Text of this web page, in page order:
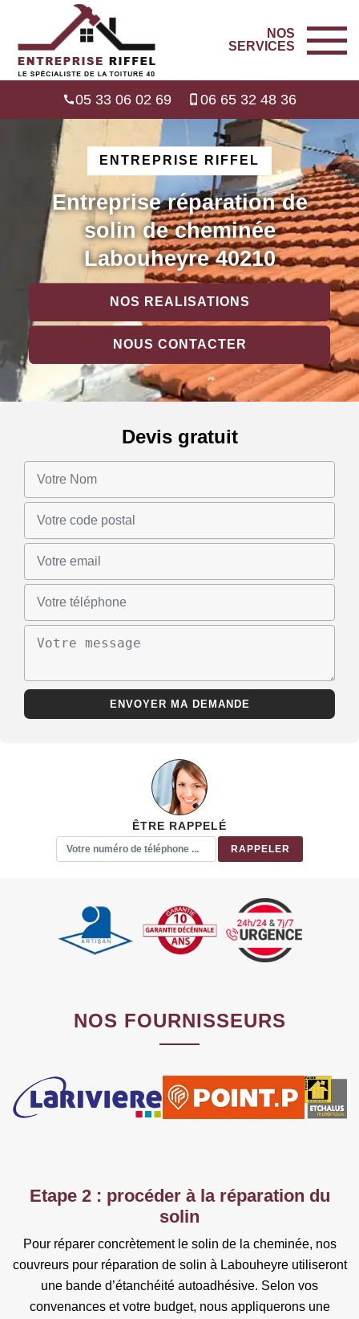
NOS
SERVICES
05 33 06 02 69 06 65 32 48 36
ENTREPRISE RIFFEL
Entreprise réparation de
solin de cheminée
Labouheyre 40210
NOS REALISATIONS
NOUS CONTACTER
Devis gratuit
ÊTRE RAPPELÉ
NOS FOURNISSEURS
Etape 2 : procéder à la réparation du
solin
Pour réparer concrètement le solin de la cheminée, nos
couvreurs pour réparation de solin à Labouheyre utiliseront
une bande d’étanchéité autoadhésive. Selon vos
convenances et votre budget, nous appliquerons une